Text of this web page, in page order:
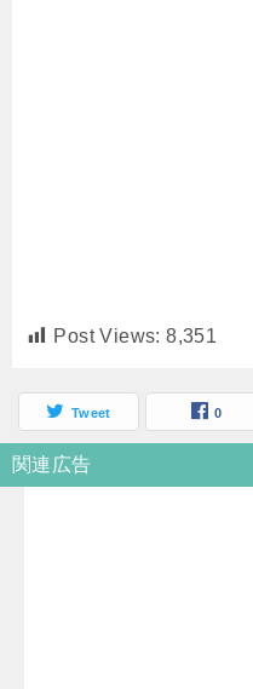
Post Views: 8,351
Tweet 0
関連広告